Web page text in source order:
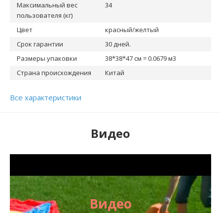
Максимальный вес
пользователя (кг)
34
Цвет
красный/желтый
Срок гарантии
30 дней.
Размеры упаковки
38*38*47 см = 0.0679 м3
Страна происхождения
Китай
Все характеристики
Видео
Видео